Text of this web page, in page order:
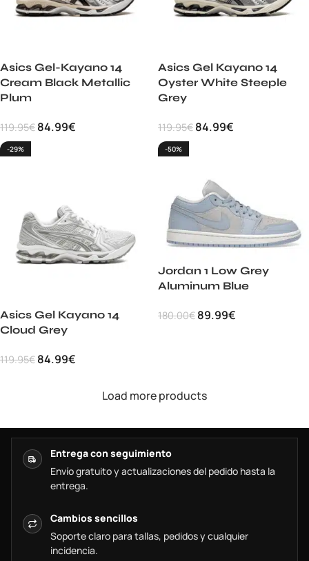
Asics Gel-Kayano 14
Cream Black Metallic
Plum
119.95€ 84.99€
Asics Gel Kayano 14
Oyster White Steeple
Grey
119.95€ 84.99€
-29%
Asics Gel Kayano 14
Cloud Grey
119.95€ 84.99€
-50%
Jordan 1 Low Grey
Aluminum Blue
180.00€ 89.99€
Load more products
Entrega con seguimiento
Envío gratuito y actualizaciones del pedido hasta la
entrega.
Cambios sencillos
Soporte claro para tallas, pedidos y cualquier
incidencia.